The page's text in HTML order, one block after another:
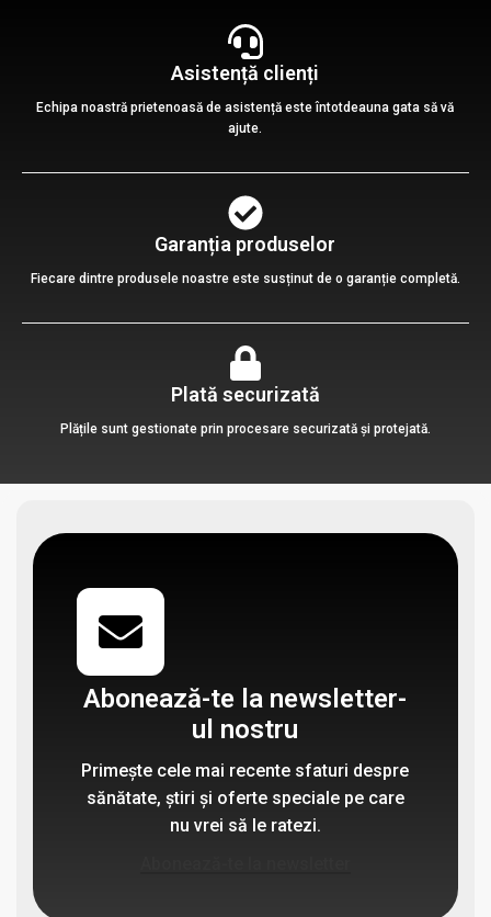
Asistență clienți
Echipa noastră prietenoasă de asistență este întotdeauna gata să vă
ajute.
Garanția produselor
Fiecare dintre produsele noastre este susținut de o garanție completă.
Plată securizată
Plățile sunt gestionate prin procesare securizată și protejată.
Abonează-te la newsletter-
ul nostru
Primește cele mai recente sfaturi despre
sănătate, știri și oferte speciale pe care
nu vrei să le ratezi.